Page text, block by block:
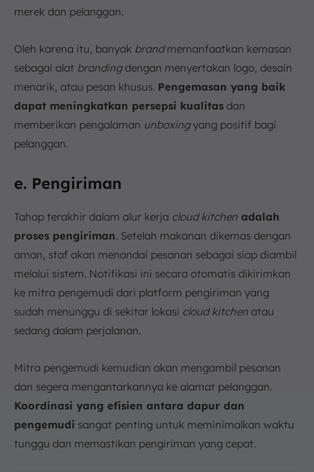
merek dan pelanggan.
Oleh karena itu, banyak brandmemanfaatkan kemasan
sebagai alat brandingdengan menyertakan logo, desain
menarik, atau pesan khusus. Pengemasan yang baik
dapat meningkatkan persepsi kualitas dan
memberikan pengalaman unboxingyang positif bagi
pelanggan.
e. Pengiriman
Tahap terakhir dalam alur kerja cloud kitchen adalah
proses pengiriman. Setelah makanan dikemas dengan
aman, staf akan menandai pesanan sebagai siap diambil
melalui sistem. Notifikasi ini secara otomatis dikirimkan
ke mitra pengemudi dari platform pengiriman yang
sudah menunggu di sekitar lokasi cloud kitchen atau
sedang dalam perjalanan.
Mitra pengemudi kemudian akan mengambil pesanan
dan segera mengantarkannya ke alamat pelanggan.
Koordinasi yang efisien antara dapur dan
pengemudi sangat penting untuk meminimalkan waktu
tunggu dan memastikan pengiriman yang cepat.